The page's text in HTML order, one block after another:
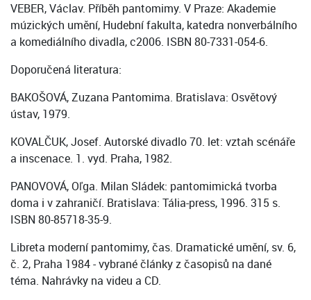
VEBER, Václav. Příběh pantomimy. V Praze: Akademie
múzických umění, Hudební fakulta, katedra nonverbálního
a komediálního divadla, c2006. ISBN 80-7331-054-6.
Doporučená literatura:
BAKOŠOVÁ, Zuzana Pantomima. Bratislava: Osvětový
ústav, 1979.
KOVALČUK, Josef. Autorské divadlo 70. let: vztah scénáře
a inscenace. 1. vyd. Praha, 1982.
PANOVOVÁ, Oľga. Milan Sládek: pantomimická tvorba
doma i v zahraničí. Bratislava: Tália-press, 1996. 315 s.
ISBN 80-85718-35-9.
Libreta moderní pantomimy, čas. Dramatické umění, sv. 6,
č. 2, Praha 1984 - vybrané články z časopisů na dané
téma. Nahrávky na videu a CD.